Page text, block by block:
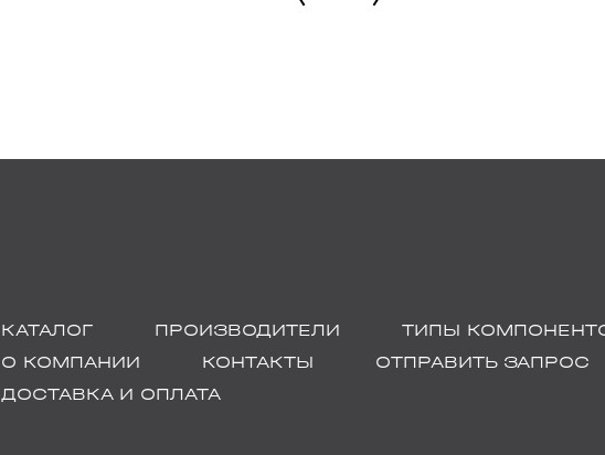
КАТАЛОГ ПРОИЗВОДИТЕЛИ
ТИПЫ
О КОМПАНИИ
КОНТАКТЫ
ОТПРАВИТЬ ЗАПРОС
ДОСТАВКА И ОПЛАТА